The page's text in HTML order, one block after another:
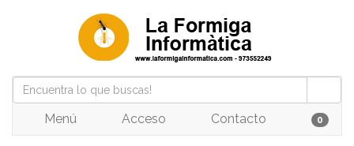
Menú Acceso Contacto 0